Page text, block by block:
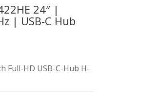
24″ |
| USB-C Hub
Full-HD USB-C-Hub H-